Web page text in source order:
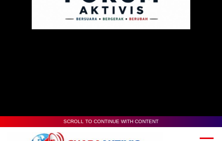
SCROLL TO CONTINUE WITH CONTENT